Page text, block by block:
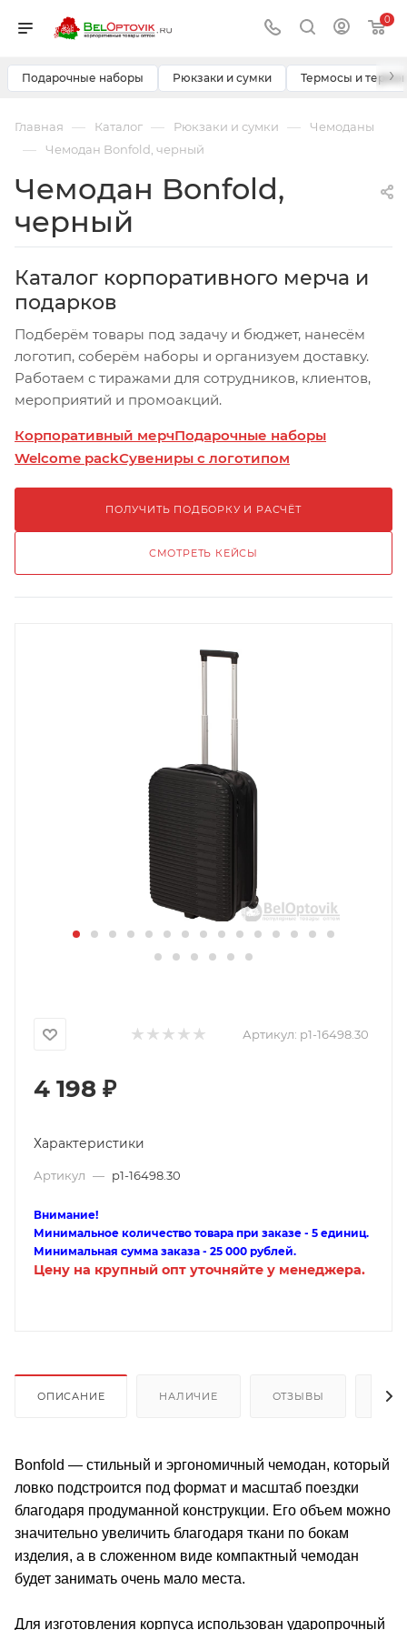
0
Подарочные наборы Рюкзаки и сумки Термосы и ›
Главная — Каталог — Рюкзаки и сумки — Чемоданы
— Чемодан Bonfold, черный
Чемодан Bonfold,
черный
Каталог корпоративного мерча и
подарков
Подберём товары под задачу и бюджет, нанесём
логотип, соберём наборы и организуем доставку.
Работаем с тиражами для сотрудников, клиентов,
мероприятий и промоакций.
Корпоративный мерчПодарочные наборы
Welcome packСувениры с логотипом
ПОЛУЧИТЬ ПОДБОРКУ И РАСЧЁТ
СМОТРЕТЬ КЕЙСЫ
Артикул: p1-16498.30
4 198 ₽
Характеристики
Артикул — p1-16498.30
Внимание!
Минимальное количество товара при заказе - 5 единиц.
Минимальная сумма заказа - 25 000 рублей.
Цену на крупный опт уточняйте у менеджера.
ОПИСАНИЕ НАЛИЧИЕ ОТЗЫВЫ
Bonfold — стильный и эргономичный чемодан, который
ловко подстроится под формат и масштаб поездки
благодаря продуманной конструкции. Его объем можно
значительно увеличить благодаря ткани по бокам
изделия, а в сложенном виде компактный чемодан
будет занимать очень мало места.
Для изготовления корпуса использован ударопрочный